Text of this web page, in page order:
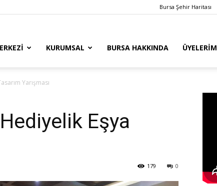
Bursa Şehir Haritası
KURUMSAL BURSA HAKKINDA
Yarışması
Eşya
0
179